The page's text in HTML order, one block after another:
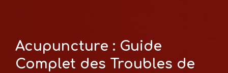
Acupuncture : Guide
Complet des Troubles de